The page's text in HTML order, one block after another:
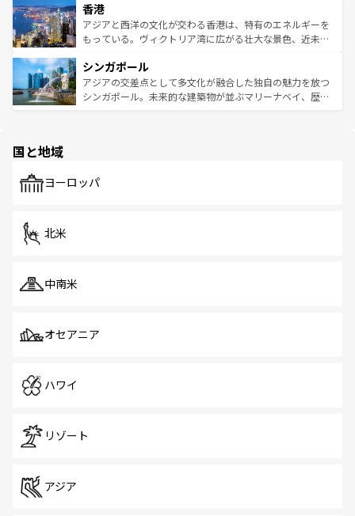
とつ。フォーやバインミー、ベトナムコーヒーなどは、ぜ
ひ現地で味わいたい。どの地域を訪れてもあたたかい人々
が旅行者を迎えてくれるので、きっと忘れられない旅にな
参照してほしい。
の活気が交差している。北部ではチェンマイなどの山岳地
帯で自然と触れ合い、南部ではプーケットやクラビの美し
いビーチでリゾート気分を楽しむことができる。タイ料理
激する。気候は一年中温暖で、どの季節にも異なる楽しみ
が待っている。親しみやすいタイの人々、仏教を中心とし
た文化、そして多様な観光資源が、訪れる旅人を魅了し続
香港
アジアと西洋の文化が交わる香港は、特有のエネルギーを
もっている。ヴィクトリア湾に広がる壮大な景色、近未来
み、どこを訪れても感動するはず。観光スポットが密集し
ており、効率よく見どころを回れるのも魅力。息をのむよ
うな絶景から文化的な体験まで、香港を存分に楽しみ尽く
シンガポール
アジアの交差点として多文化が融合した独自の魅力を放つ
シンガポール。未来的な建築物が並ぶマリーナベイ、歴史
で、ホーカーズは地元の風情を楽しめる外せないスポット
国と地域
ヨーロッパ
北米
中南米
オセアニア
ハワイ
リゾート
アジア